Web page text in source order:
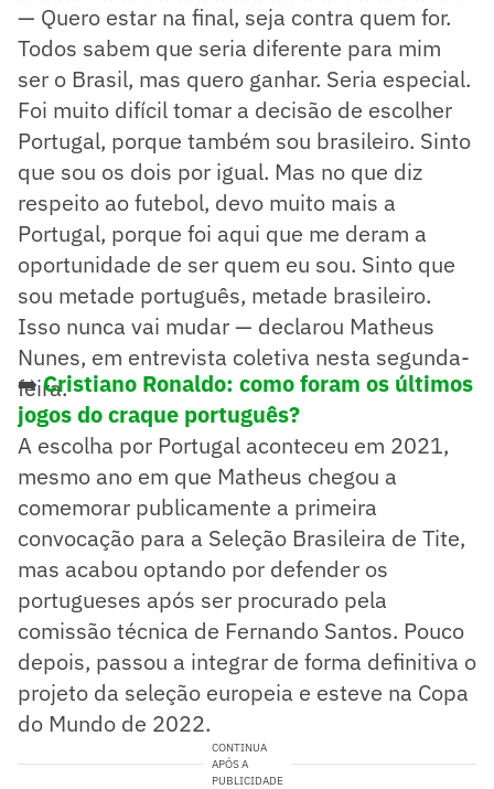
— Quero estar na final, seja contra quem for.
Todos sabem que seria diferente para mim
ser o Brasil, mas quero ganhar. Seria especial.
Foi muito difícil tomar a decisão de escolher
Portugal, porque também sou brasileiro. Sinto
que sou os dois por igual. Mas no que diz
respeito ao futebol, devo muito mais a
Portugal, porque foi aqui que me deram a
oportunidade de ser quem eu sou. Sinto que
sou metade português, metade brasileiro.
Isso nunca vai mudar — declarou Matheus
Nunes, em entrevista coletiva nesta segunda-
feira.
➡️Cristiano Ronaldo: como foram os últimos
jogos do craque português?
A escolha por Portugal aconteceu em 2021,
mesmo ano em que Matheus chegou a
comemorar publicamente a primeira
convocação para a Seleção Brasileira de Tite,
mas acabou optando por defender os
portugueses após ser procurado pela
comissão técnica de Fernando Santos. Pouco
depois, passou a integrar de forma definitiva o
projeto da seleção europeia e esteve na Copa
do Mundo de 2022.
CONTINUA
APÓS A
PUBLICIDADE